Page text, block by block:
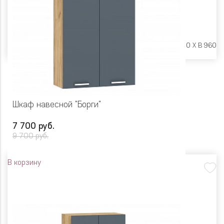
Ш 600 X Г 600 X В 960
Шкаф навесной "Борги"
7 700 руб.
9 700 руб.
В корзину